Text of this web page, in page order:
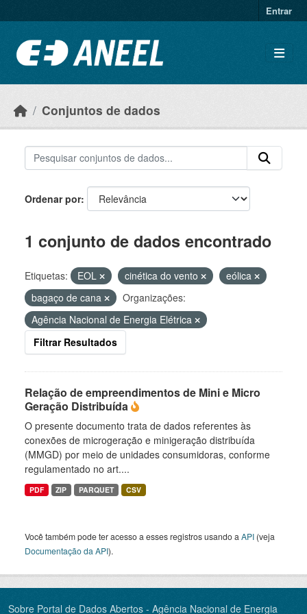
Entrar
Conjuntos de dados
Ordenar por
1 conjunto de dados encontrado
Etiquetas: EOL cinética do vento
eólica
bagaço de cana
Organizações:
Agência Nacional de Energia Elétrica
Filtrar Resultados
Relação de empreendimentos de Mini e Micro
Geração Distribuída
O presente documento trata de dados referentes às
conexões de microgeração e minigeração distribuída
(MMGD) por meio de unidades consumidoras, conforme
regulamentado no art....
PDF ZIP PARQUET CSV
Você também pode ter acesso a esses registros usando a API (veja
Documentação da API).
Sobre Portal de Dados Abertos - Agência Nacional de Energia